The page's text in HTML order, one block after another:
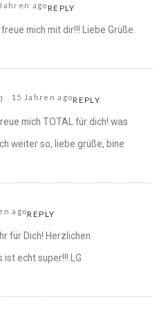
agoREPLY
mich mit dir!!! Liebe Grüße.
15 Jahren agoREPLY
mich TOTAL für dich! was
weiter so, liebe grüße, bine
agoREPLY
für Dich! Herzlichen
ist echt super!!! LG